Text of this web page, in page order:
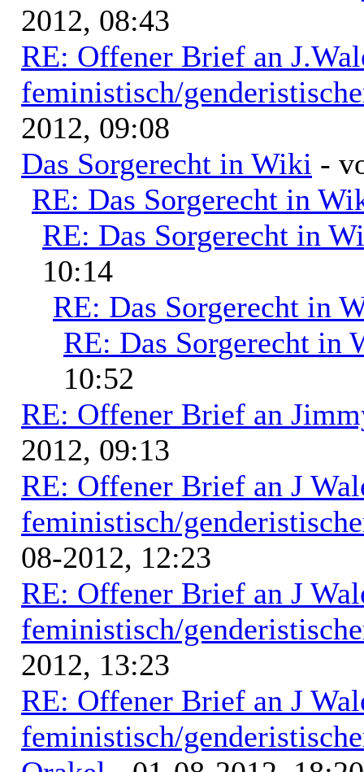
2012, 08:43
RE: Offener Brief an
feministisch/
2012, 09:08
Das Sorgerecht in Wiki -
RE: Das Sorgerecht in
RE: Das Sorgerecht in
10:14
RE: Das Sorgerecht in
RE: Das Sorgerecht in
10:52
RE: Offener Brief an
2012, 09:13
RE: Offener Brief an J
feministisch/
08-2012, 12:23
RE: Offener Brief an J
feministisch/
2012, 13:23
RE: Offener Brief an J
feministisch/